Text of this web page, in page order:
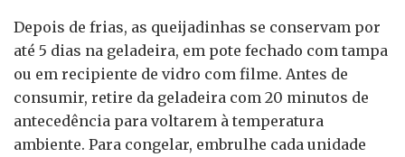
Depois de frias, as queijadinhas se conservam por
até 5 dias na geladeira, em pote fechado com tampa
ou em recipiente de vidro com filme. Antes de
consumir, retire da geladeira com 20 minutos de
antecedência para voltarem à temperatura
ambiente. Para congelar, embrulhe cada unidade